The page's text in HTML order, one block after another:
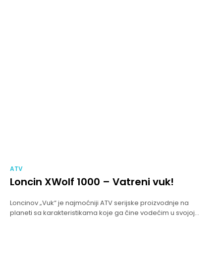
ATV
Loncin XWolf 1000 – Vatreni vuk!
Loncinov „Vuk“ je najmoćniji ATV serijske proizvodnje na
planeti sa karakteristikama koje ga čine vodećim u svojoj...